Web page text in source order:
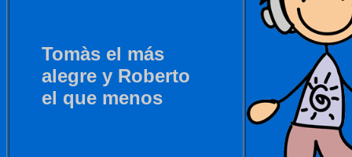
Tomàs el más
alegre y Roberto
el que menos